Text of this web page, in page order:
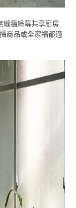
牆綠幕共享廚房,
商品或全家福都適